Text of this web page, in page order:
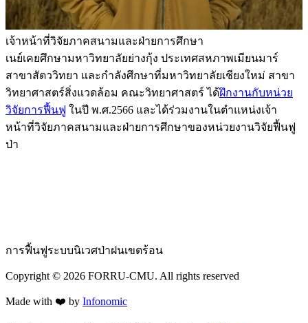
เจ้าหน้าที่วิจัยภาคสนามและฝ่ายการศึกษา
เนย์เคยศึกษามหาวิทยาลัยย่างกุ้ง ประเทศสหภาพเมียนมาร์
สาขาสัตววิทยา และกำลังศึกษาที่มหาวิทยาลัยเชียงใหม่ สาขา
วิทยาศาสตร์สิ่งแวดล้อม คณะวิทยาศาสตร์ ได้ฝึกงานกับหน่วย
วิจัยการฟื้นฟู ในปี พ.ศ.2566 และได้ร่วมงานในตำแหน่งเจ้า
หน้าที่วิจัยภาคสนามและฝ่ายการศึกษาของหน่วยงานวิจัยฟื้นฟู
ป่า
การฟื้นฟูระบบนิเวศป่าฝนเขตร้อน
Copyright © 2026 FORRU-CMU. All rights reserved
Made with ❤️ by Infonomic